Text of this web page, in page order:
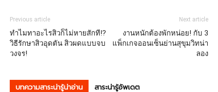
Previous article
ทำไมทาอะไรสิวก็ไม่หายสักที!?
วิธีรักษาสิวอุดตัน สิวผดแบบจบ
วงจร!
Next article
งานหนักต้องพักหน่อย! กับ 3
แพ็กเกจออนเซ็นย่านสุขุมวิทน่า
ลอง
บทความสาระน่ารู้น่าอ่าน สาระน่ารู้อัพเดต